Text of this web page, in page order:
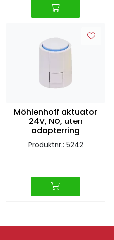
Möhlenhoff aktuator
24V, NO, uten
adapterring
Produktnr.: 5242